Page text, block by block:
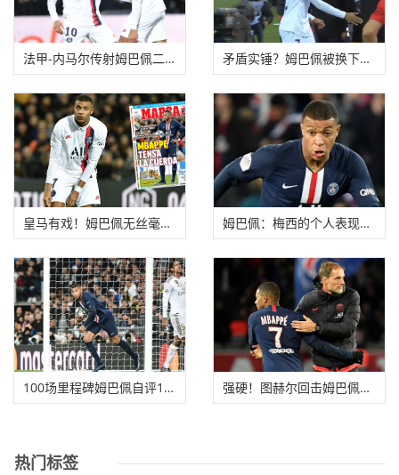
法甲-内马尔传射姆巴佩二弟破门 巴黎3-1夺四连胜 矛盾实锤？姆巴佩被换下全程甩脸 无视图赫尔跪
皇马有戏！姆巴佩无丝毫迹象续约 同巴黎矛盾升 姆巴佩：梅西的个人表现年度最佳 金球奖应颁给
100场里程碑姆巴佩自评100分 巴黎：他100%留队 强硬！图赫尔回击姆巴佩：我是主帅 你只能服从
热门标签